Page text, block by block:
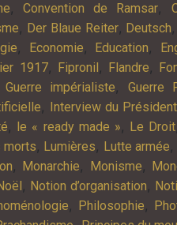
, Convention de Ramsar,
, Der Blaue Reiter, Deutsch,
, Economie, Education,
1917, Fipronil , Flandre,
Guerre impérialiste, Guerre
, Interview du
, le « ready made », Le Droit
morts, Lumières, Lutte armée,
, Monarchie, Monisme,
, Notion d’organisation,
, Philosophie,